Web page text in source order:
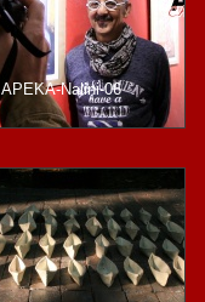
APEKA-Nalini-06